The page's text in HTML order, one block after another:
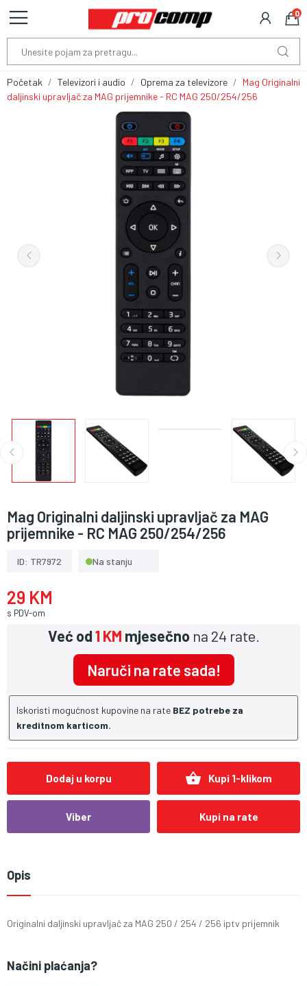
0
Početak Televizori i audio Oprema za televizore
Mag Originalni
daljinski upravljač za MAG prijemnike - RC MAG 250/254/256
Mag Originalni daljinski upravljač za MAG
prijemnike - RC MAG 250/254/256
ID: TR7972 Na stanju
29 KM
s PDV-om
Već od1 KM mjesečno na 24 rate.
Naruči na rate sada!
Iskoristi mogućnost kupovine na rate BEZ potrebe za
kreditnom karticom.
Dodaj u korpu shopping_basket Kupi 1-klikom
Viber Kupi na rate
Opis
Originalni daljinski upravljač za MAG 250 / 254 / 256 iptv prijemnik
Načini plaćanja?